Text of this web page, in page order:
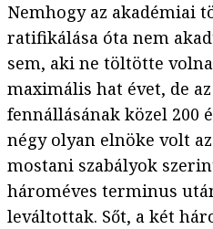
Nemhogy az akadémiai
ratifikálása óta nem
sem, aki ne töltötte
maximális hat évet, de
fennállásának közel 200
négy olyan elnöke volt
mostani szabályok
hároméves terminus
leváltottak. Sőt, a két